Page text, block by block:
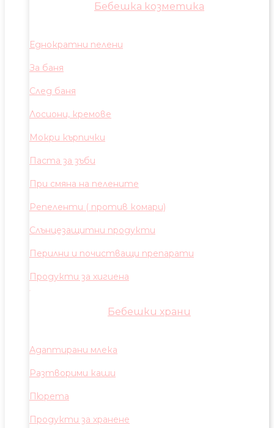
Бебешка козметика
Еднократни пелени
За баня
След баня
Лосиони, кремове
Мокри кърпички
Паста за зъби
При смяна на пелените
Репеленти ( против комари)
Слънцезащитни продукти
Перилни и почистващи препарати
Продукти за хигиена
Бебешки храни
Адаптирани млека
Разтворими каши
Пюрета
Продукти за хранене